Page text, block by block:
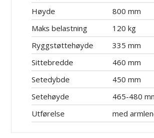
Høyde
800 mm
Maks belastning
120 kg
Ryggstøttehøyde
335 mm
Sittebredde
460 mm
Setedybde
450 mm
Setehøyde
465-480
Utførelse
med